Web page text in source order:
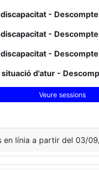
-
-
-
d'atur -
Veure sessions
en línia a partir del 03/